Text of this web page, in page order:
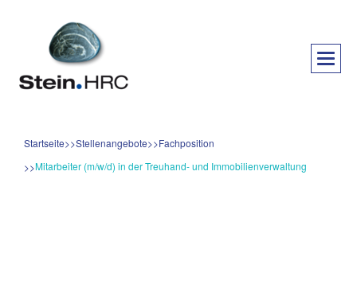
Startseite Stellenangebote
Fachposition
Mitarbeiter (m/w/d) in der Treuhand- und Immobilienverwaltung